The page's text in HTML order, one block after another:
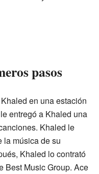
pasos
en una estación
entregó a Khaled una
Khaled le
la música de su
Khaled lo contrató
Best Music Group. Ace